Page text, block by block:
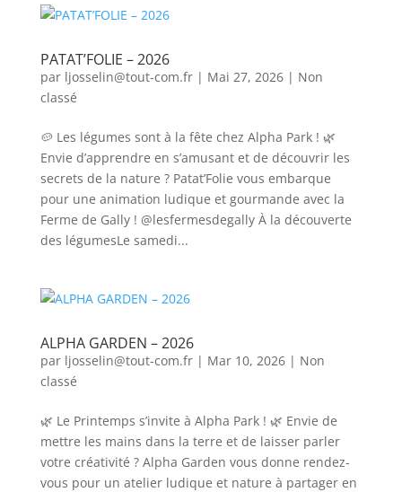
PATAT’FOLIE – 2026
par ljosselin@tout-com.fr| Mai 27, 2026| Non
classé
🥔 Les légumes sont à la fête chez Alpha Park ! 🌿
Envie d’apprendre en s’amusant et de découvrir les
secrets de la nature ? Patat’Folie vous embarque
pour une animation ludique et gourmande avec la
Ferme de Gally ! @lesfermesdegally À la découverte
des légumesLe samedi...
ALPHA GARDEN – 2026
par ljosselin@tout-com.fr| Mar 10, 2026| Non
classé
🌿 Le Printemps s’invite à Alpha Park ! 🌿 Envie de
mettre les mains dans la terre et de laisser parler
votre créativité ? Alpha Garden vous donne rendez-
vous pour un atelier ludique et nature à partager en